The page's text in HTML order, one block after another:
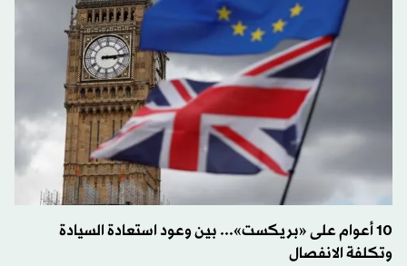
10 أعوام على «بريكست»... بين وعود استعادة السيادة
وتكلفة الانفصال